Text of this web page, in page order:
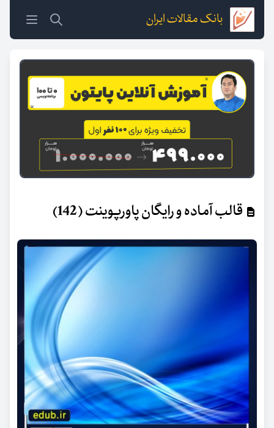
بانک مقالات ایران
قالب آماده و رایگان پاورپوینت (142)